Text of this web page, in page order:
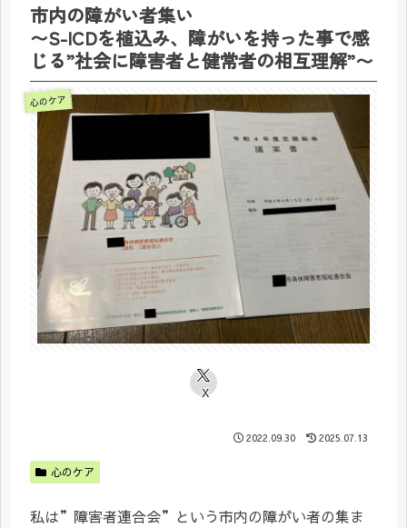
市内の障がい者集い
〜S-ICDを植込み、障がいを持った事で感
じる”社会に障害者と健常者の相互理解”〜
心のケア
X
2022.09.30 2025.07.13
心のケア
私は”障害者連合会”という市内の障がい者の集ま